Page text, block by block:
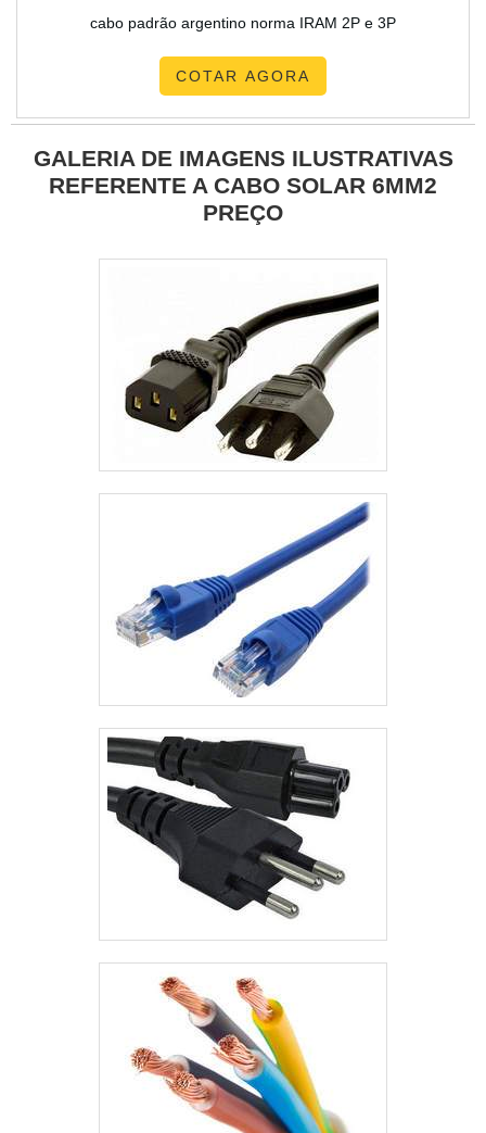
cabo padrão argentino norma IRAM 2P e 3P
COTAR AGORA
GALERIA DE IMAGENS ILUSTRATIVAS
REFERENTE A CABO SOLAR 6MM2
PREÇO